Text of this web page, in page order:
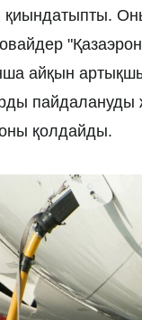
айқын
қолдайды.